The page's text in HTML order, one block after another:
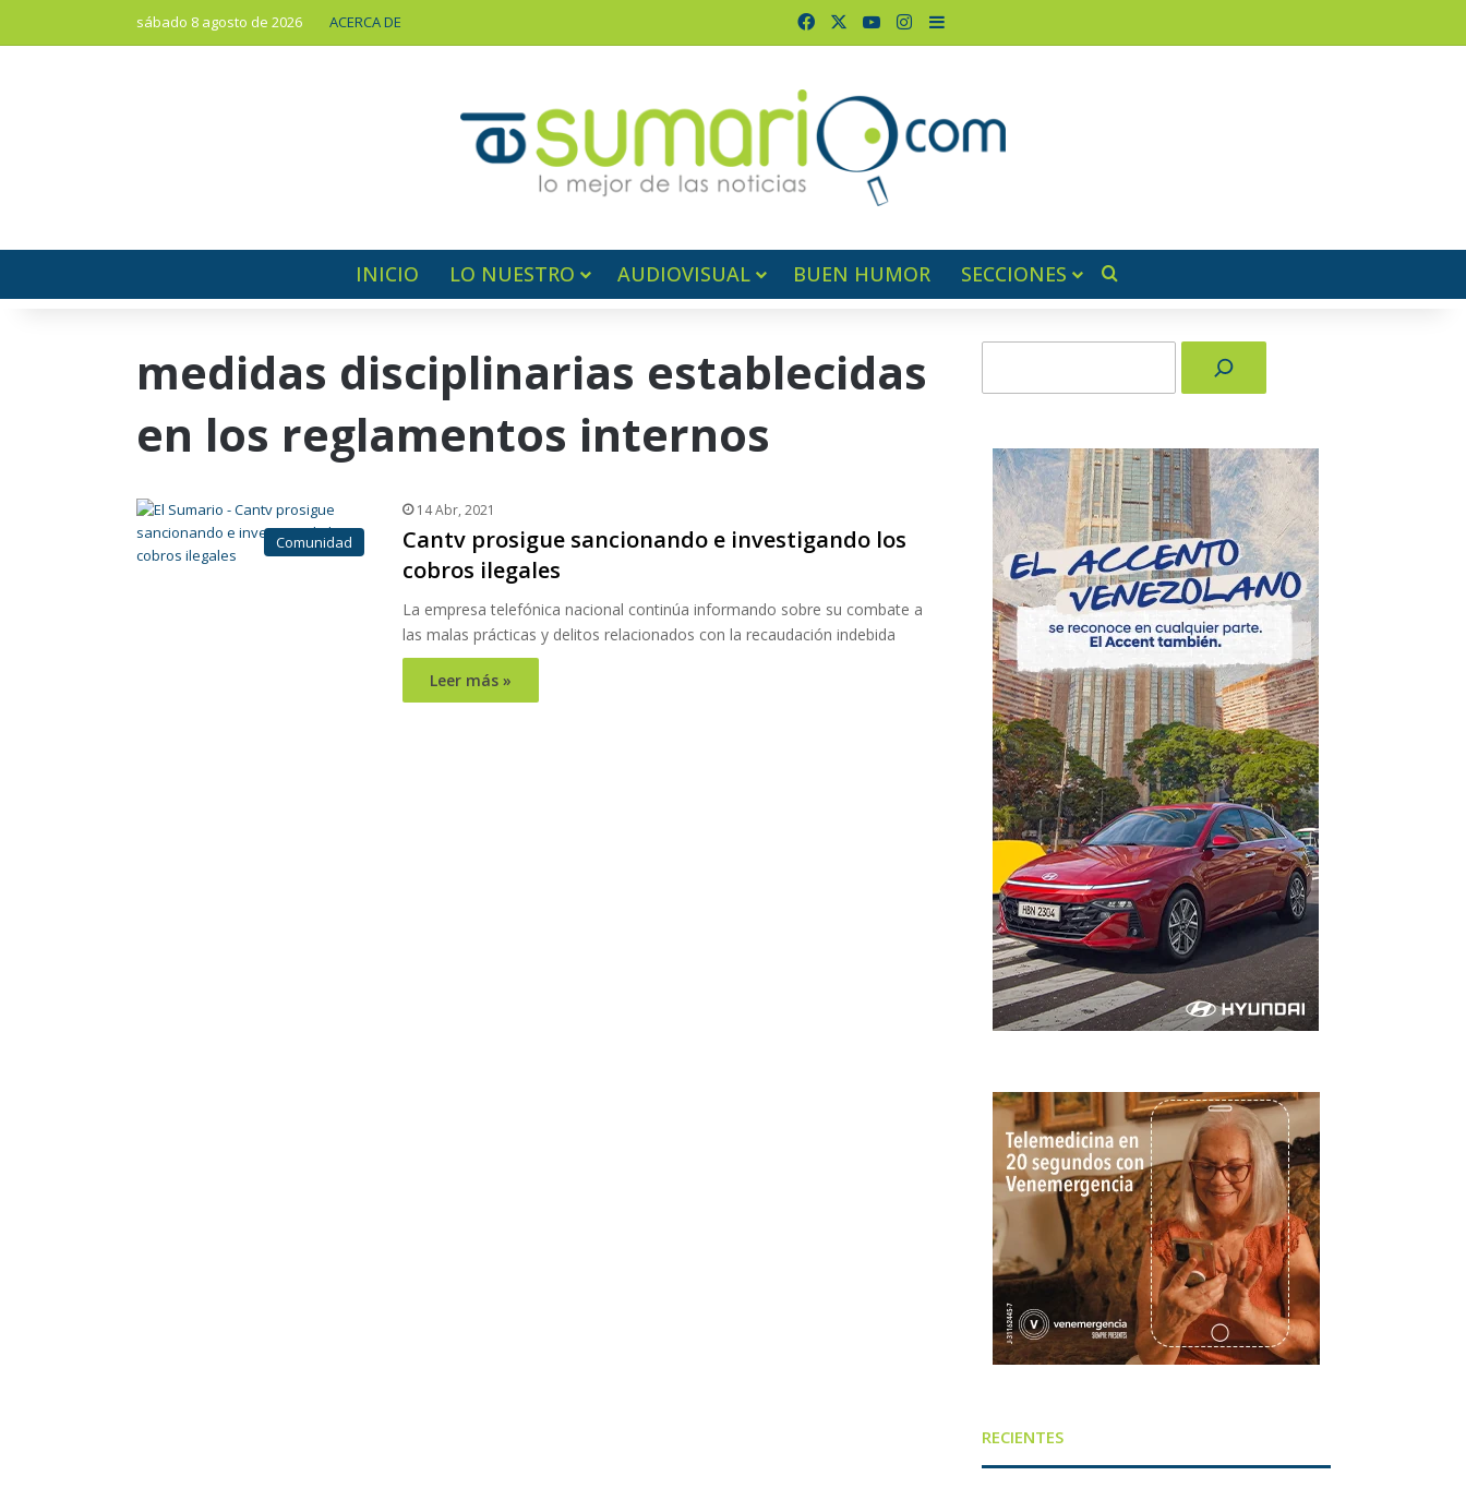
sábado 8 agosto de 2026 ACERCA DE FacebookYouTubeInstagram
Barra lateral
INICIO LO NUESTRO AUDIOVISUAL BUEN HUMOR SECCIONES
medidas disciplinarias establecidas
en los reglamentos internos
Comunidad
14 Abr, 2021
Cantv prosigue sancionando e investigando los
cobros ilegales
La empresa telefónica nacional continúa informando sobre su combate a
las malas prácticas y delitos relacionados con la recaudación indebida
Leer más »
RECIENTES